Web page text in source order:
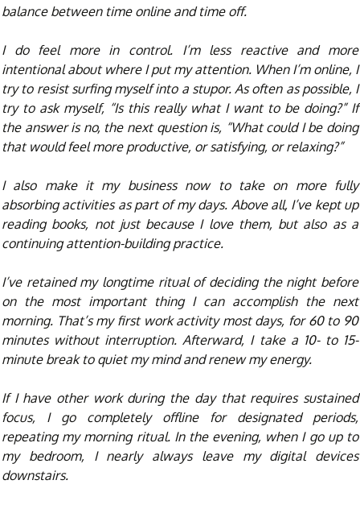
balance between time online and time off.
I do feel more in control. I’m less reactive and more
intentional about where I put my attention. When I’m online, I
try to resist surfing myself into a stupor. As often as possible, I
try to ask myself, “Is this really what I want to be doing?” If
the answer is no, the next question is, “What could I be doing
that would feel more productive, or satisfying, or relaxing?”
I also make it my business now to take on more fully
absorbing activities as part of my days. Above all, I’ve kept up
reading books, not just because I love them, but also as a
continuing attention-building practice.
I’ve retained my longtime ritual of deciding the night before
on the most important thing I can accomplish the next
morning. That’s my first work activity most days, for 60 to 90
minutes without interruption. Afterward, I take a 10- to 15-
minute break to quiet my mind and renew my energy.
If I have other work during the day that requires sustained
focus, I go completely offline for designated periods,
repeating my morning ritual. In the evening, when I go up to
my bedroom, I nearly always leave my digital devices
downstairs.